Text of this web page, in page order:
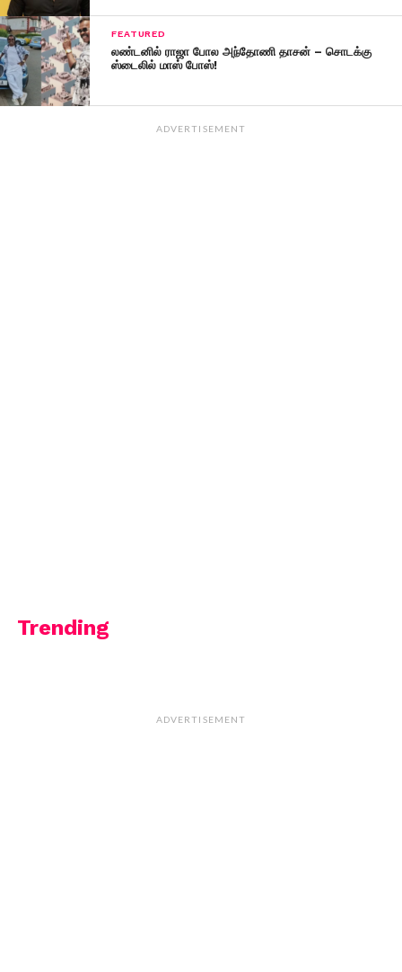
FEATURED
லண்டனில் ராஜா போல அந்தோணி தாசன் – சொடக்கு
ஸ்டைலில் மாஸ் போஸ்!
ADVERTISEMENT
Trending
ADVERTISEMENT